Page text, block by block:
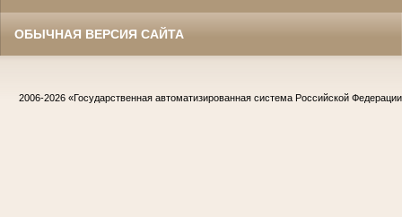
ОБЫЧНАЯ ВЕРСИЯ САЙТА
2006-2026 «Государственная автоматизированная система Российской